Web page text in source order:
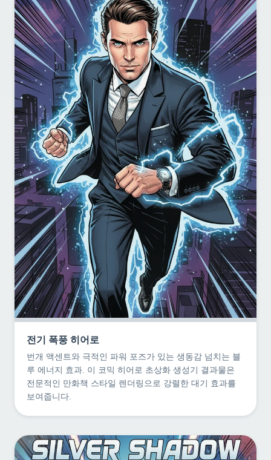
전기 폭풍 히어로
번개 액센트와 극적인 파워 포즈가 있는 생동감 넘치는 블
루 에너지 효과. 이 코믹 히어로 초상화 생성기 결과물은
전문적인 만화책 스타일 렌더링으로 강렬한 대기 효과를
보여줍니다.